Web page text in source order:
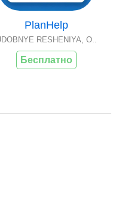
PlanHelp
RESHENIYA, O..
Бесплатно